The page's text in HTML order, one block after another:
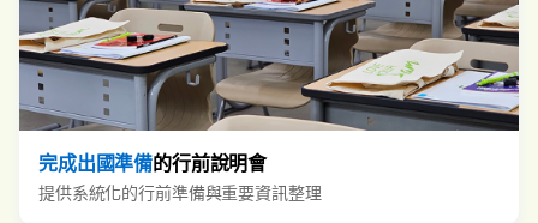
完成出國準備的行前說明會
提供系統化的行前準備與重要資訊整理